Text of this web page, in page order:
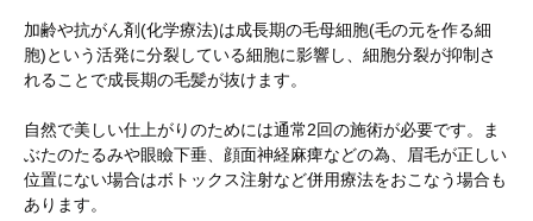
加齢や抗がん剤(化学療法)は成長期の毛母細胞(毛の元を作る細
胞)という活発に分裂している細胞に影響し、細胞分裂が抑制さ
れることで成長期の毛髪が抜けます。
自然で美しい仕上がりのためには通常2回の施術が必要です。ま
ぶたのたるみや眼瞼下垂、顔面神経麻痺などの為、眉毛が正しい
位置にない場合はボトックス注射など併用療法をおこなう場合も
あります。